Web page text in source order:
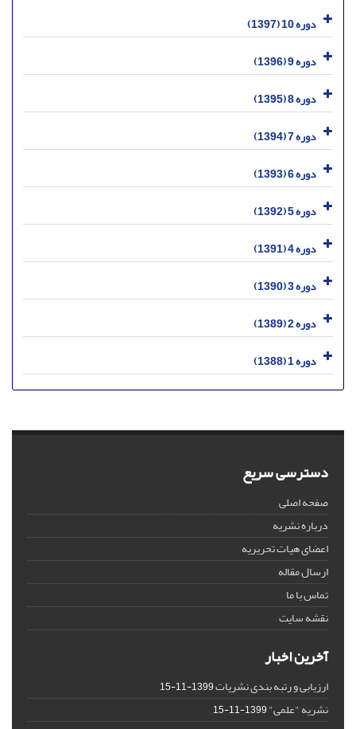
دوره 10 (1397)
دوره 9 (1396)
دوره 8 (1395)
دوره 7 (1394)
دوره 6 (1393)
دوره 5 (1392)
دوره 4 (1391)
دوره 3 (1390)
دوره 2 (1389)
دوره 1 (1388)
دسترسی سریع
صفحه اصلی
درباره نشریه
اعضای هیات تحریریه
ارسال مقاله
تماس با ما
نقشه سایت
آخرین اخبار
ارزیابی و رتبه بندی نشریات1399-11-15
نشریه "علمی"1399-11-15